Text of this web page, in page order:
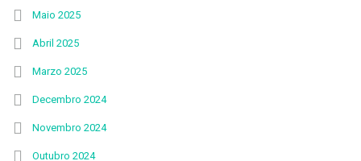
Maio 2025
Abril 2025
Marzo 2025
Decembro 2024
Novembro 2024
Outubro 2024